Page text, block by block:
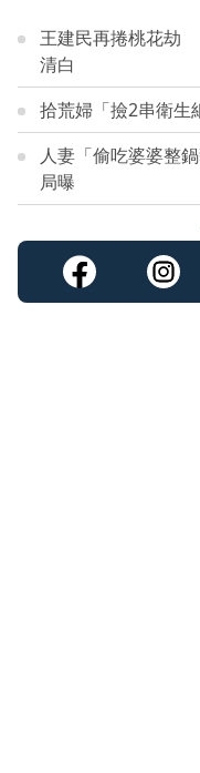
王建民再捲桃花劫
清白
拾荒婦「撿2串衛
人妻「偷吃婆婆整
局曝